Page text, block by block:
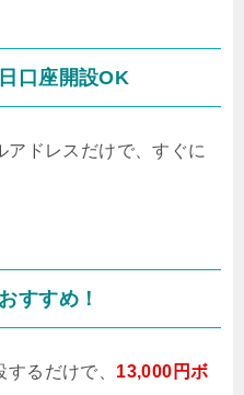
口座開設OK
ドレスだけで、すぐに
すすめ！
るだけで、 13,000円ボ